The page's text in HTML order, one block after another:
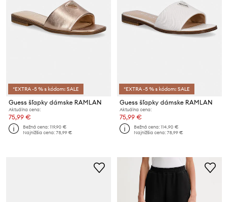
*EXTRA -5 % s kódom: SALE
Guess šľapky dámske RAMLAN
Aktuálna cena:
75,99 €
Bežná cena:119,90 €
Najnižšia cena:78,99 €
*EXTRA -5 % s kódom: SALE
Guess šľapky dámske RAMLAN
Aktuálna cena:
75,99 €
Bežná cena:114,90 €
Najnižšia cena:78,99 €